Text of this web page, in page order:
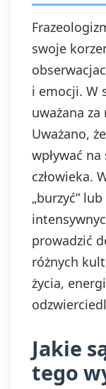
swoje
i emocji. W
uważana
Uważano,
wpływać
człowieka.
„burzyć”
prowadzić
różnych
życia,
Jakie
tego